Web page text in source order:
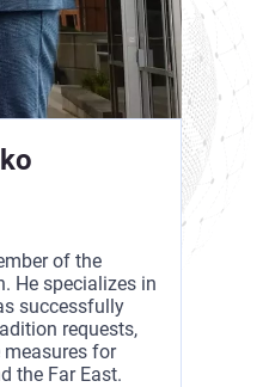
of the
He specializes in
successfully
requests,
for
the Far East.